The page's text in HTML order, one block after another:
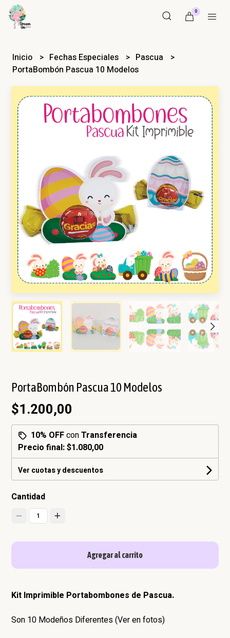
0
Inicio Fechas Especiales
Pascua
PortaBombón Pascua 10 Modelos
PortaBombón Pascua 10 Modelos
$1.200,00
10% OFFconTransferencia
Precio final:$1.080,00
Ver cuotas y descuentos
Cantidad
1
Agregar al carrito
Kit Imprimible Portabombones de Pascua.
Son 10 Modeños Diferentes (Ver en fotos)